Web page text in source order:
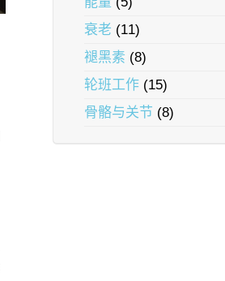
衰老 (11)
褪黑素 (8)
轮班工作 (15)
骨骼与关节 (8)